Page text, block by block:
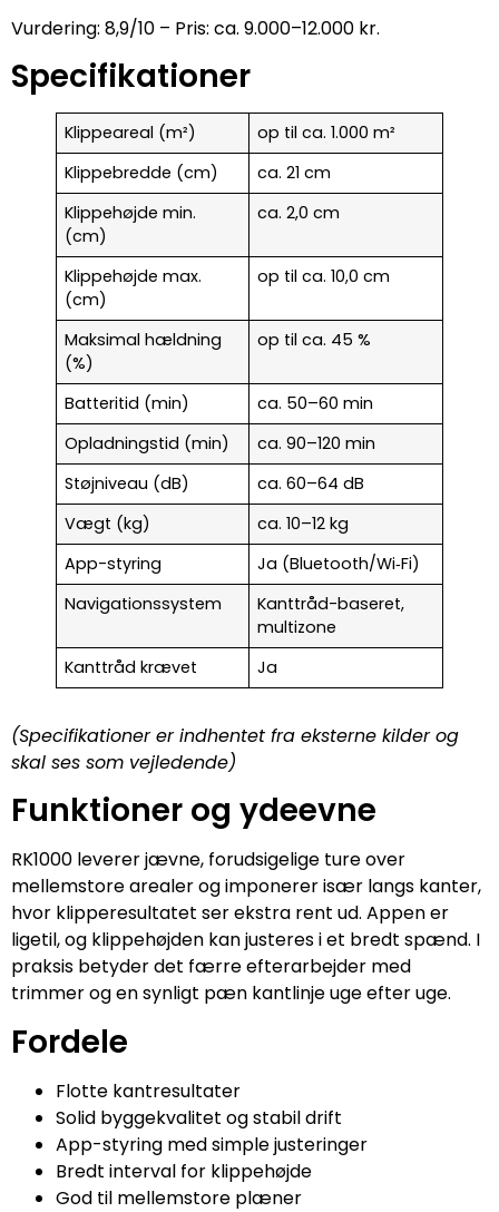
Vurdering: 8,9/10 – Pris: ca. 9.000–12.000 kr.
Specifikationer
Klippeareal (m²)
op til ca. 1.000 m²
Klippebredde (cm)
ca. 21 cm
Klippehøjde min.
(cm)
ca. 2,0 cm
Klippehøjde max.
(cm)
op til ca. 10,0 cm
Maksimal hældning
(%)
op til ca. 45 %
Batteritid (min)
ca. 50–60 min
Opladningstid (min)
ca. 90–120 min
Støjniveau (dB)
ca. 60–64 dB
Vægt (kg)
ca. 10–12 kg
App-styring
Ja (Bluetooth/Wi‑Fi)
Navigationssystem
Kanttråd-baseret,
multizone
Kanttråd krævet
Ja
(Specifikationer er indhentet fra eksterne kilder og
skal ses som vejledende)
Funktioner og ydeevne
RK1000 leverer jævne, forudsigelige ture over
mellemstore arealer og imponerer især langs kanter,
hvor klipperesultatet ser ekstra rent ud. Appen er
ligetil, og klippehøjden kan justeres i et bredt spænd. I
praksis betyder det færre efterarbejder med
trimmer og en synligt pæn kantlinje uge efter uge.
Fordele
Flotte kantresultater
Solid byggekvalitet og stabil drift
App-styring med simple justeringer
Bredt interval for klippehøjde
God til mellemstore plæner